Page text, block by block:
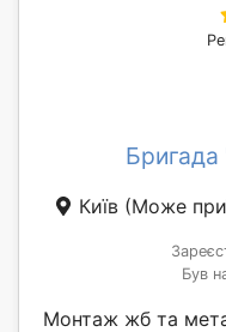
Київ (Може
Був
Монтаж жб та